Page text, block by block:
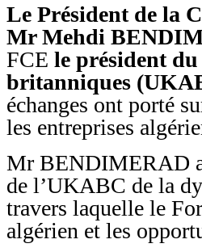
Le Président de la
Mr Mehdi
FCE le président du
britanniques
échanges ont porté
les entreprises
Mr BENDIMERAD
de l’UKABC de la
travers laquelle le
algérien et les